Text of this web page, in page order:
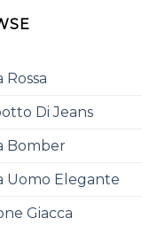
Rossa
Di Jeans
Bomber
Uomo Elegante
Giacca